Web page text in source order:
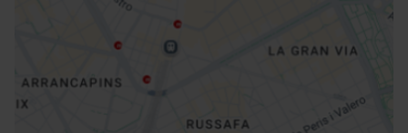
Cómo llegar